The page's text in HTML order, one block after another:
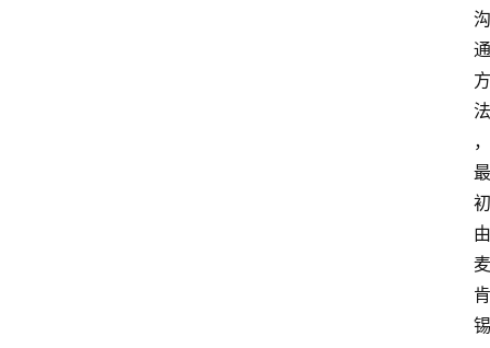
沟
通
方
法
，
最
初
由
麦
肯
锡